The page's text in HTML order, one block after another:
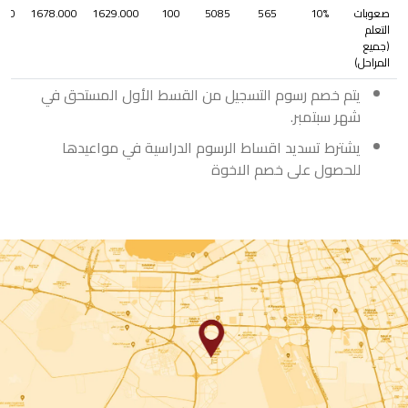
صعوبات
التعلم
(جميع
المراحل)
10%
565
5085
100
1629.000
1678.000
يتم خصم رسوم التسجيل من القسط الأول المستحق في
شهر سبتمبر.
يشترط تسديد اقساط الرسوم الدراسية في مواعيدها
للحصول على خصم الاخوة